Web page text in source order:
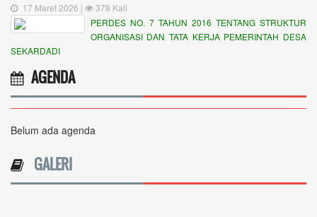
17 Maret 2026 |
378 Kali
PERDES NO. 7 TAHUN 2016 TENTANG STRUKTUR
ORGANISASI DAN TATA KERJA PEMERINTAH DESA
SEKARDADI
AGENDA
Belum ada agenda
GALERI